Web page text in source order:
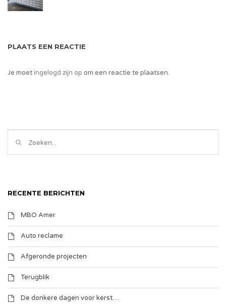
PLAATS EEN REACTIE
Je moetingelogd zijn op om een reactie te plaatsen.
RECENTE BERICHTEN
MBO Amer
Auto reclame
Afgeronde projecten
Terugblik
De donkere dagen voor kerst…